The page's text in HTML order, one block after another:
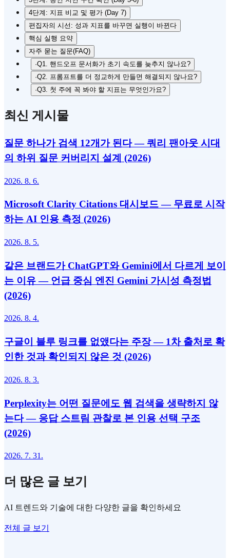
4단계: 지표 비교 및 평가 (Day 7)
편집자의 시선: 성과 지표를 바꾸면 실행이 바뀐다
핵심 실행 요약
자주 묻는 질문(FAQ)
·Q1. 핸드오프 문서화가 초기 속도를 늦추지 않나요?
·Q2. 프롬프트를 더 정교하게 만들면 해결되지 않나요?
·Q3. 첫 주에 꼭 봐야 할 지표는 무엇인가요?
최신 게시물
질문 하나가 검색 12개가 된다 — 쿼리 팬아웃 시대
의 하위 질문 커버리지 설계 (2026)
2026. 8. 6.
Microsoft Clarity Citations 대시보드 — 무료로 시작
하는 AI 인용 측정 (2026)
2026. 8. 5.
같은 브랜드가 ChatGPT와 Gemini에서 다르게 보이
는 이유 — 언급 중심 엔진 Gemini 가시성 측정법
(2026)
2026. 8. 4.
구글이 블루 링크를 없앴다는 주장 — 1차 출처로 확
인한 것과 확인되지 않은 것 (2026)
2026. 8. 3.
Perplexity는 어떤 질문에도 웹 검색을 생략하지 않
는다 — 응답 스트림 관찰로 본 인용 선택 구조
(2026)
2026. 7. 31.
더 많은 글 보기
AI 트렌드와 기술에 대한 다양한 글을 확인하세요
전체 글 보기